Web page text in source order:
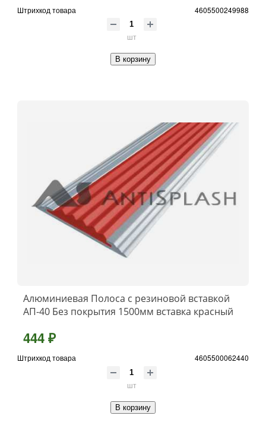
Штрихкод товара 4605500249988
шт
В корзину
Алюминиевая Полоса с резиновой вставкой
АП-40 Без покрытия 1500мм вставка красный
444 ₽
Штрихкод товара 4605500062440
шт
В корзину